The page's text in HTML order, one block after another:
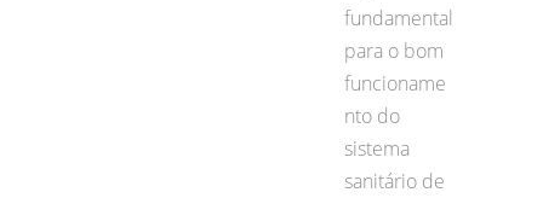
fundamental
para o bom
funcioname
nto do
sistema
sanitário de